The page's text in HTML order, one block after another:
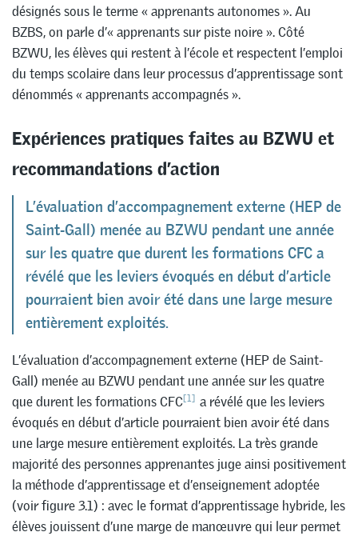
désignés sous le terme « apprenants autonomes ». Au
BZBS, on parle d’« apprenants sur piste noire ». Côté
BZWU, les élèves qui restent à l’école et respectent l’emploi
du temps scolaire dans leur processus d’apprentissage sont
dénommés « apprenants accompagnés ».
Expériences pratiques faites au BZWU et
recommandations d’action
L’évaluation d’accompagnement externe (HEP de
Saint-Gall) menée au BZWU pendant une année
sur les quatre que durent les formations CFC a
révélé que les leviers évoqués en début d’article
pourraient bien avoir été dans une large mesure
entièrement exploités.
L’évaluation d’accompagnement externe (HEP de Saint-
Gall) menée au BZWU pendant une année sur les quatre
que durent les formations CFC[1] a révélé que les leviers
évoqués en début d’article pourraient bien avoir été dans
une large mesure entièrement exploités. La très grande
majorité des personnes apprenantes juge ainsi positivement
la méthode d’apprentissage et d’enseignement adoptée
(voir figure 3.1) : avec le format d’apprentissage hybride, les
élèves jouissent d’une marge de manœuvre qui leur permet